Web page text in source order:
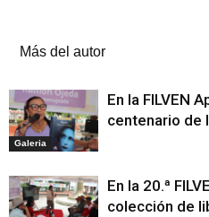
Más del autor
Galeria
En la FILVEN
centenario de
En la 20.ª
colección de